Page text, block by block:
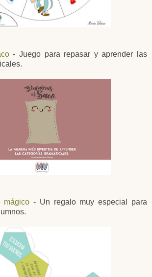
- Juego para repasar y aprender las
mágico - Un regalo muy especial para